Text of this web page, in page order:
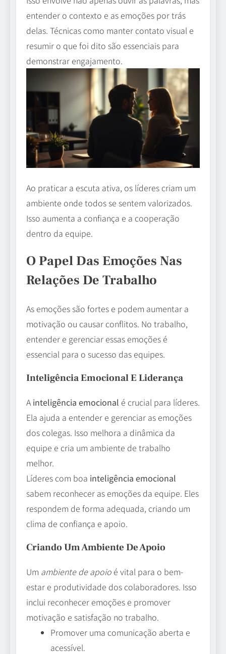
entender o contexto e as emoções por trás
delas. Técnicas como manter contato visual e
resumir o que foi dito são essenciais para
demonstrar engajamento.
Ao praticar a escuta ativa, os líderes criam um
ambiente onde todos se sentem valorizados.
Isso aumenta a confiança e a cooperação
dentro da equipe.
O Papel Das Emoções Nas
Relações De Trabalho
As emoções são fortes e podem aumentar a
motivação ou causar conflitos. No trabalho,
entender e gerenciar essas emoções é
essencial para o sucesso das equipes.
Inteligência Emocional E Liderança
A inteligência emocional é crucial para líderes.
Ela ajuda a entender e gerenciar as emoções
dos colegas. Isso melhora a dinâmica da
equipe e cria um ambiente de trabalho
melhor.
Líderes com boa inteligência emocional
sabem reconhecer as emoções da equipe. Eles
respondem de forma adequada, criando um
clima de confiança e apoio.
Criando Um Ambiente De Apoio
Um ambiente de apoio é vital para o bem-
estar e produtividade dos colaboradores. Isso
inclui reconhecer emoções e promover
motivação e satisfação no trabalho.
Promover uma comunicação aberta e
acessível.